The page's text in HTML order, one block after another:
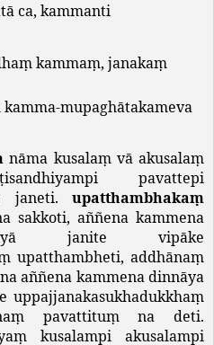
ca, kammanti
kammaṃ, janakaṃ
kamma-mupaghātakameva
nāma kusalaṃ vā akusalaṃ
pavattepi
janeti.upatthambhakaṃ
sakkoti,aññena kammena
janite
vipāke
upatthambheti,addhānaṃ
aññena kammena dinnāya
uppajjanakasukhadukkhaṃ
pavattituṃ na deti.
kusalampi akusalampi